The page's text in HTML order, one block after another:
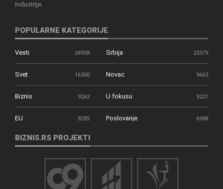
industrije.
POPULARNE KATEGORIJE
Vesti 24958 Srbija 23379
Svet 16300 Novac 9663
Biznis 9262 U fokusu 9221
EU 8285 Poslovanje 6988
BIZNIS.RS PROJEKTI